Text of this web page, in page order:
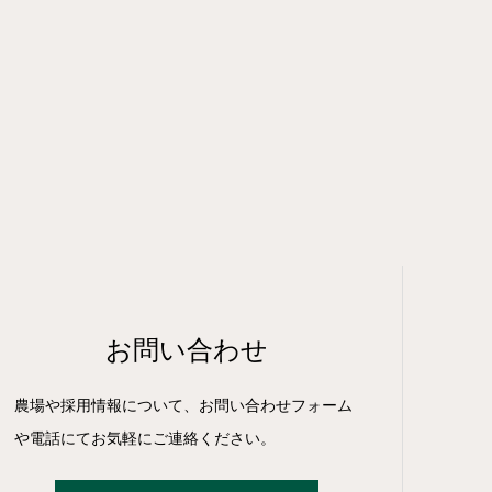
お問い合わせ
農場や採用情報について、お問い合わせフォーム
や電話にてお気軽にご連絡ください。